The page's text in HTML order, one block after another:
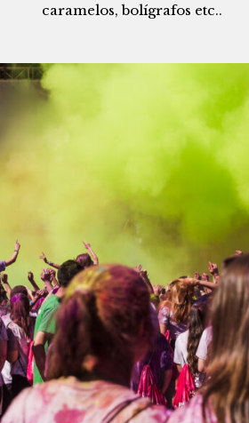
caramelos, bolígrafos etc..